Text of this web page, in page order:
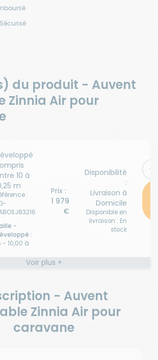
du produit - Auvent
Zinnia Air pour
10 à
m
:
-
:
- 10,00 à
Prix :
1 979
€
Disponibilité
:
Livraison à
Domicile
Disponible en
livraison : En
stock
10,25
m
:
Prix :
2 009
€
Disponibilité
Livraison à
Voir plus +
- Auvent
Zinnia Air pour
caravane